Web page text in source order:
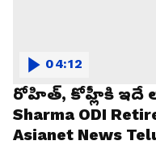
రోహిత్, కోహ్లీకి ఇదే
Sharma ODI
Asianet News
04:12